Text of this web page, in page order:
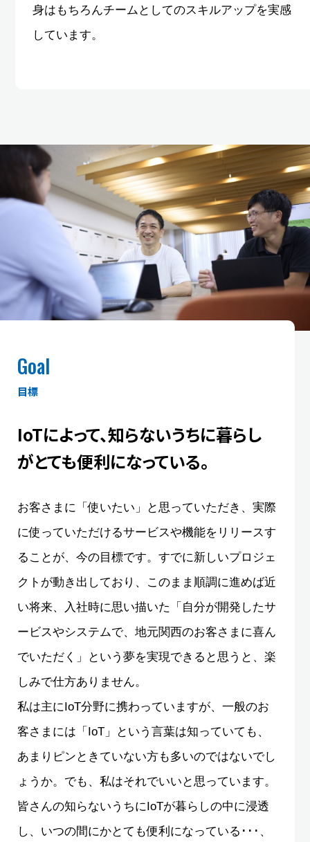
身はもちろんチームとしてのスキルアップを実感
しています。
Goal
目標
IoTによって、知らないうちに暮らし
がとても便利になっている。
お客さまに「使いたい」と思っていただき、実際
に使っていただけるサービスや機能をリリースす
ることが、今の目標です。すでに新しいプロジェ
クトが動き出しており、このまま順調に進めば近
い将来、入社時に思い描いた「自分が開発したサ
ービスやシステムで、地元関西のお客さまに喜ん
でいただく」という夢を実現できると思うと、楽
しみで仕方ありません。
私は主にIoT分野に携わっていますが、一般のお
客さまには「IoT」という言葉は知っていても、
あまりピンときていない方も多いのではないでし
ょうか。でも、私はそれでいいと思っています。
皆さんの知らないうちにIoTが暮らしの中に浸透
し、いつの間にかとても便利になっている･･･、